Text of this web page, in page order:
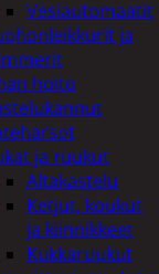
Vesiautomaatit
ja
hoito
ja ruukut
Altakastelu
Ketjut, koukut
ja kiinnikkeet
Kukkaruukut